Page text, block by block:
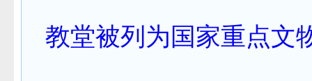
教堂被列为国家重点文